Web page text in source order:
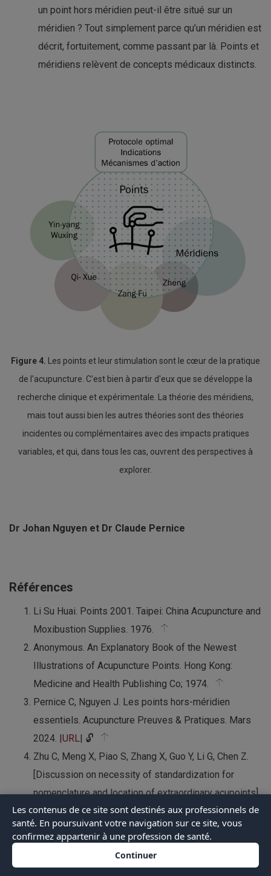
un point hors méridien peut-il être situé sur un
méridien ? Tout simplement parce qu’un méridien est
décrit, fortuitement, comme passant par là. Points et
méridiens relèvent de concepts médicaux distincts.
Figure 4. Les points et leur stimulation sont le cœur de la pratique
de l'acupuncture. C'est bien à partir d'eux que se développe la
recherche clinique et expérimentale. La théorie des méridiens,
mais tout aussi bien les autres théories sont des théories
incidentes ou complémentaires avec des impacts pratiques
variables, et qui, dans tous les cas, ouvrent des perspectives à
explorer.
Dr Johan Nguyen et Dr Claude Pernice
Références
Li Su Huai. Points 2001. Taipei: China Acupuncture and
Moxibustion Supplies. 1976.
Anonymous. An Explanatory Book of the Newest
Illustrations of Acupuncture Points. Hong Kong:
Medicine and Health Publishing Co; 1974.
Pernice C, Nguyen J. Les points hors-méridien
essentiels. Acupuncture Preuves & Pratiques. Mars
2024. | URL | 🔓
Zhu C, Meng X, Piao S, Zhang X, Guo Y, Li G, Chen Z.
[Discussion on necessity of standardization for
nomenclature and location of extraordinary acupoints].
Chinese Acupuncture & Moxibustion. 2013;33(4):321-
323.
d’acupuncture. Tome 1. Paris: Guy Tredaniel; 1995.
Les contenus de ce site sont destinés aux professionnels de
santé. En poursuivant votre navigation sur ce site, vous
confirmez appartenir à une profession de santé.
Continuer